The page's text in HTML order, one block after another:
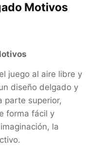
Motivos
juego al aire libre y
diseño delgado y
parte superior,
forma fácil y
la